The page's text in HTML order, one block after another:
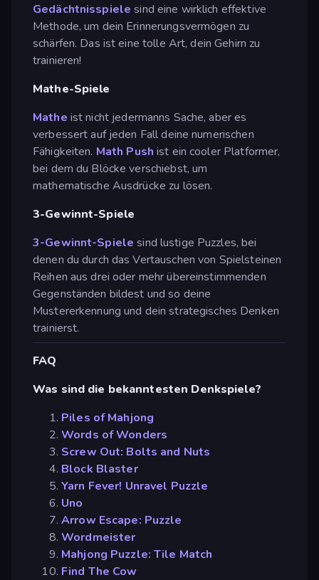
Gedächtnisspiele sind eine wirklich effektive
Methode, um dein Erinnerungsvermögen zu
schärfen. Das ist eine tolle Art, dein Gehirn zu
trainieren!
Mathe-Spiele
Mathe ist nicht jedermanns Sache, aber es
verbessert auf jeden Fall deine numerischen
Fähigkeiten. Math Push ist ein cooler Platformer,
bei dem du Blöcke verschiebst, um
mathematische Ausdrücke zu lösen.
3-Gewinnt-Spiele
3-Gewinnt-Spiele sind lustige Puzzles, bei
denen du durch das Vertauschen von Spielsteinen
Reihen aus drei oder mehr übereinstimmenden
Gegenständen bildest und so deine
Mustererkennung und dein strategisches Denken
trainierst.
FAQ
Was sind die bekanntesten Denkspiele?
Piles of Mahjong
Words of Wonders
Screw Out: Bolts and Nuts
Block Blaster
Yarn Fever! Unravel Puzzle
Uno
Arrow Escape: Puzzle
Wordmeister
Mahjong Puzzle: Tile Match
Find The Cow